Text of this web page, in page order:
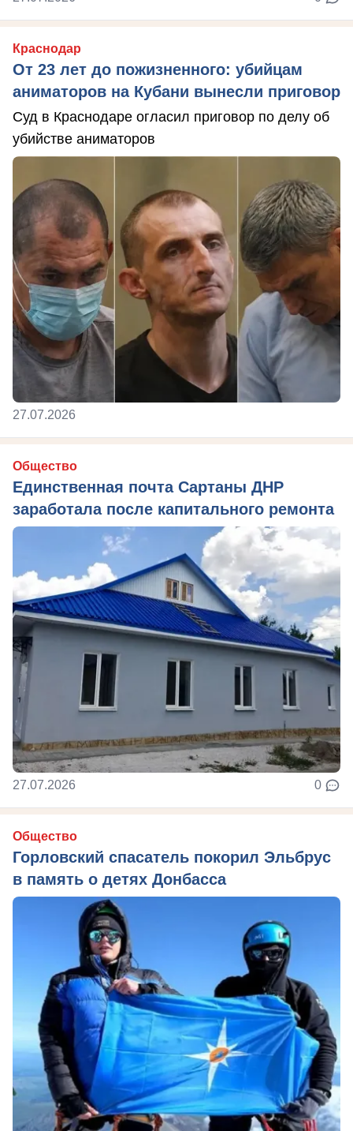
Краснодар
От 23 лет до пожизненного: убийцам
аниматоров на Кубани вынесли приговор
Суд в Краснодаре огласил приговор по делу об
убийстве аниматоров
27.07.2026
Общество
Единственная почта Сартаны ДНР
заработала после капитального ремонта
27.07.2026 0
Общество
Горловский спасатель покорил Эльбрус
в память о детях Донбасса